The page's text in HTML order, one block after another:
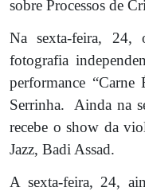
sobre Processos de
Na sexta-feira, 24,
fotografia
performance “Carne
Serrinha.
Ainda na
recebe o show da
Jazz, Badi Assad.
A sexta-feira, 24,